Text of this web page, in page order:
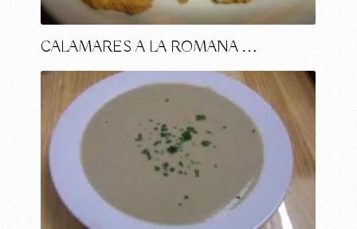
CALAMARES A LA ROMANA …